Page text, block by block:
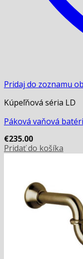
Pridaj do zoznamu
Kúpeľňová séria LD
Páková vaňová
€235.00
Pridať do košíka